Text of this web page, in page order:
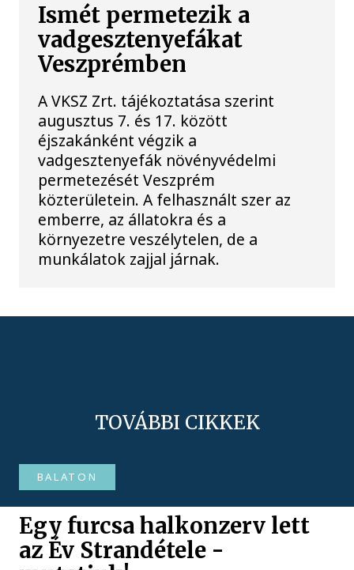
Ismét permetezik a
vadgesztenyefákat
Veszprémben
A VKSZ Zrt. tájékoztatása szerint
augusztus 7. és 17. között
éjszakánként végzik a
vadgesztenyefák növényvédelmi
permetezését Veszprém
közterületein. A felhasznált szer az
emberre, az állatokra és a
környezetre veszélytelen, de a
munkálatok zajjal járnak.
TOVÁBBI CIKKEK
BALATON
Egy furcsa halkonzerv lett
az Év Strandétele -